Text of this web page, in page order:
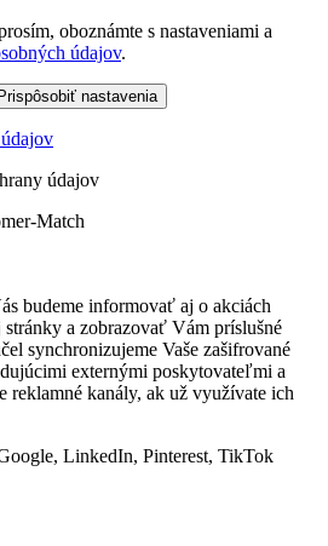
oboznámte s nastaveniami a
údajov.
Prispôsobiť nastavenia
údajov
Match
budeme informovať aj o akciách
a zobrazovať Vám príslušné
synchronizujeme Vaše zašifrované
externými poskytovateľmi a
reklamné kanály, ak už využívate ich
LinkedIn, Pinterest, TikTok